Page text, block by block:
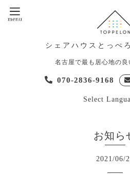
シェアハウスとっぺ
名古屋で最も居心地の良
070-2836-9168
Select
お知ら
2021/06/